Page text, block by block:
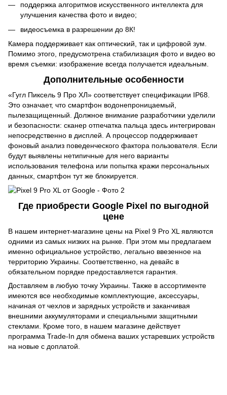
поддержка алгоритмов искусственного интеллекта для
улучшения качества фото и видео;
видеосъемка в разрешении до 8К!
Камера поддерживает как оптический, так и цифровой зум.
Помимо этого, предусмотрена стабилизация фото и видео во
время съемки: изображение всегда получается идеальным.
Дополнительные особенности
«Гугл Пиксель 9 Про ХЛ» соответствует спецификации IP68.
Это означает, что смартфон водонепроницаемый,
пылезащищенный. Должное внимание разработчики уделили
и безопасности: сканер отпечатка пальца здесь интегрирован
непосредственно в дисплей. А процессор поддерживает
фоновый анализ поведенческого фактора пользователя. Если
будут выявлены нетипичные для него варианты
использования телефона или попытка кражи персональных
данных, смартфон тут же блокируется.
Где приобрести Google Pixel по выгодной
цене
В нашем интернет-магазине цены на Pixel 9 Pro XL являются
одними из самых низких на рынке. При этом мы предлагаем
именно официальное устройство, легально ввезенное на
территорию Украины. Соответственно, на девайс в
обязательном порядке предоставляется гарантия.
Доставляем в любую точку Украины. Также в ассортименте
имеются все необходимые комплектующие, аксессуары,
начиная от чехлов и зарядных устройств и заканчивая
внешними аккумуляторами и специальными защитными
стеклами. Кроме того, в нашем магазине действует
программа Trade-In для обмена ваших устаревших устройств
на новые с доплатой.